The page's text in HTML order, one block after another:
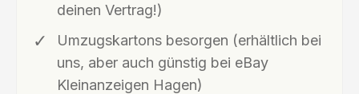
deinen Vertrag!)
Umzugskartons besorgen (erhältlich bei
uns, aber auch günstig bei eBay
Kleinanzeigen Hagen)